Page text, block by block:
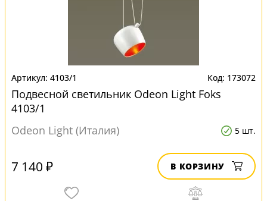
4103/1 173072
Подвесной светильник Odeon Light Foks
4103/1
Odeon Light (Италия)
5 шт.
7 140 ₽ В КОРЗИНУ